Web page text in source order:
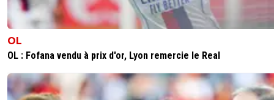
OL
OL : Fofana vendu à prix d'or, Lyon remercie le Real